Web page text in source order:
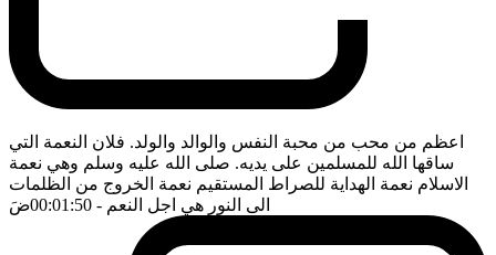
اعظم من محب من محبة النفس والوالد والولد. فلان النعمة التي
ساقها الله للمسلمين على يديه. صلى الله عليه وسلم وهي نعمة
الاسلام نعمة الهداية للصراط المستقيم نعمة الخروج من الظلمات
الى النور هي اجل النعم - 00:01:50 ضَ